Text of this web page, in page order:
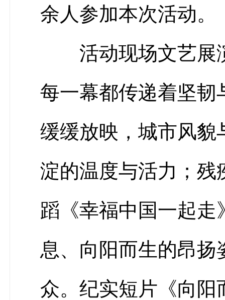
余人参加本次活动。
活动现场文艺展
每一幕都传递着坚韧
缓缓放映，城市风貌
淀的温度与活力；残
蹈《幸福中国一起
息、向阳而生的昂
众。纪实短片《向阳